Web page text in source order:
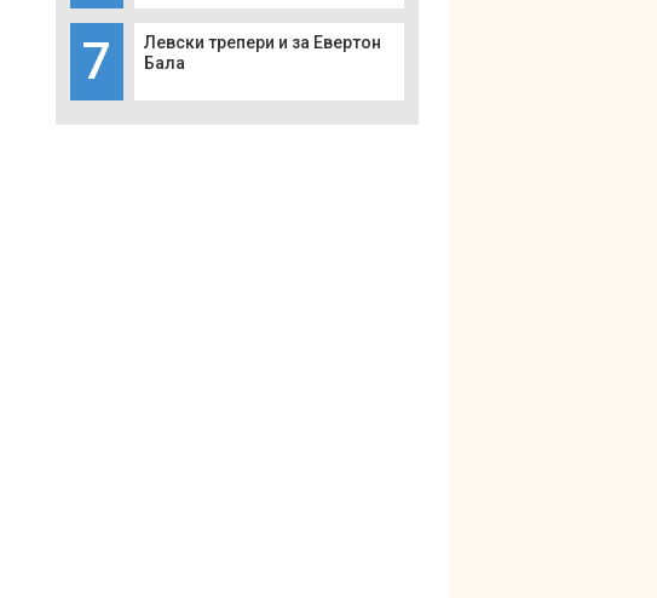
7
Левски трепери и за Евертон
Бала